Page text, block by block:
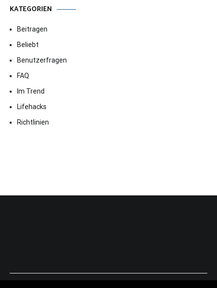
KATEGORIEN
Beitragen
Beliebt
Benutzerfragen
FAQ
Im Trend
Lifehacks
Richtlinien